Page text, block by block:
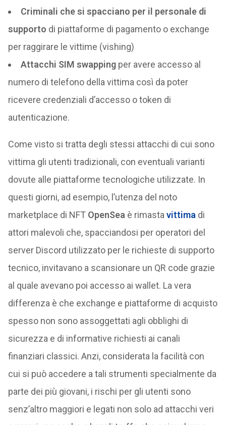
Criminali che si spacciano per il personale di
supporto di piattaforme di pagamento o exchange
per raggirare le vittime (vishing)
Attacchi SIM swappingper avere accesso al
numero di telefono della vittima così da poter
ricevere credenziali d’accesso o token di
autenticazione.
Come visto si tratta degli stessi attacchi di cui sono
vittima gli utenti tradizionali, con eventuali varianti
dovute alle piattaforme tecnologiche utilizzate. In
questi giorni, ad esempio, l’utenza del noto
marketplace di NFT OpenSea è rimasta vittima di
attori malevoli che, spacciandosi per operatori del
server Discord utilizzato per le richieste di supporto
tecnico, invitavano a scansionare un QR code grazie
al quale avevano poi accesso ai wallet. La vera
differenza è che exchange e piattaforme di acquisto
spesso non sono assoggettati agli obblighi di
sicurezza e di informative richiesti ai canali
finanziari classici. Anzi, considerata la facilità con
cui si può accedere a tali strumenti specialmente da
parte dei più giovani, i rischi per gli utenti sono
senz’altro maggiori e legati non solo ad attacchi veri